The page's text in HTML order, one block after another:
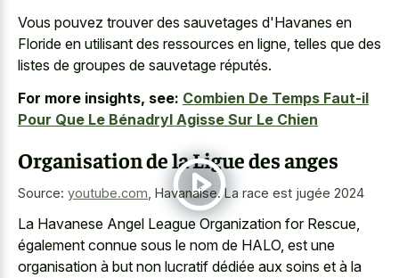
Vous pouvez trouver des sauvetages d'Havanes en
Floride en utilisant des ressources en ligne, telles que des
listes de groupes de sauvetage réputés.
For more insights, see: Combien De Temps Faut-il
Pour Que Le Bénadryl Agisse Sur Le Chien
Organisation de la Ligue des anges
Source: youtube.com Havanaise. La race est jugée 2024
La Havanese Angel League Organization for Rescue,
également connue sous le nom de HALO, est une
organisation à but non lucratif dédiée aux soins et à la